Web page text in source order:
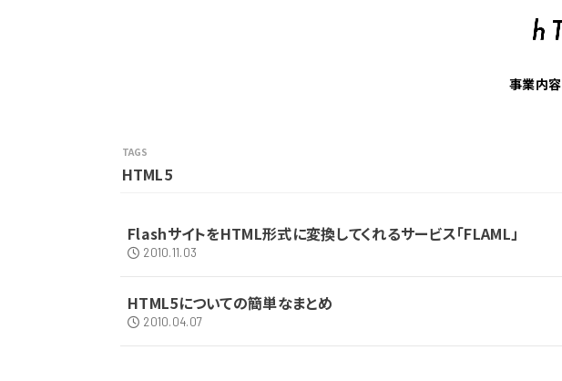
事業内容
HTML5
FlashサイトをHTML形式に変換してくれるサービス「FLAML」
2010.11.03
HTML5についての簡単なまとめ
2010.04.07